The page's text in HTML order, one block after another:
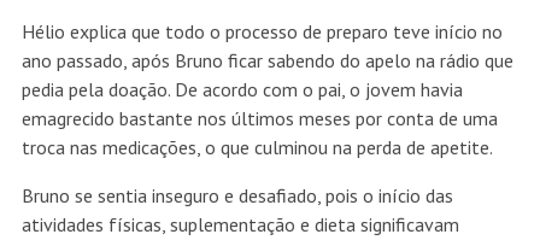
Hélio explica que todo o processo de preparo teve início no
ano passado, após Bruno ficar sabendo do apelo na rádio que
pedia pela doação. De acordo com o pai, o jovem havia
emagrecido bastante nos últimos meses por conta de uma
troca nas medicações, o que culminou na perda de apetite.
Bruno se sentia inseguro e desafiado, pois o início das
atividades físicas, suplementação e dieta significavam